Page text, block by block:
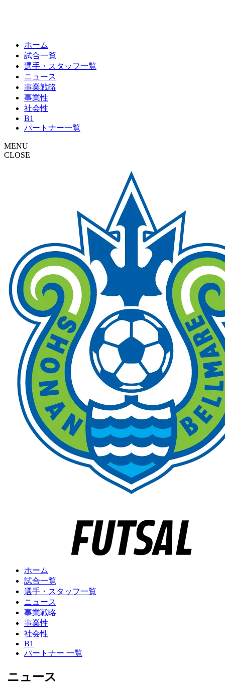
ホーム
試合一覧
選手・スタッフ一覧
ニュース
事業戦略
事業性
社会性
B1
パートナー一覧
MENU
CLOSE
ホーム
試合一覧
選手・スタッフ一覧
ニュース
事業戦略
事業性
社会性
B1
パートナー 一覧
ニュース